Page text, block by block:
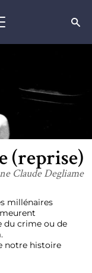
(reprise)
Claude Degliame
millénaires
du crime ou de
notre histoire